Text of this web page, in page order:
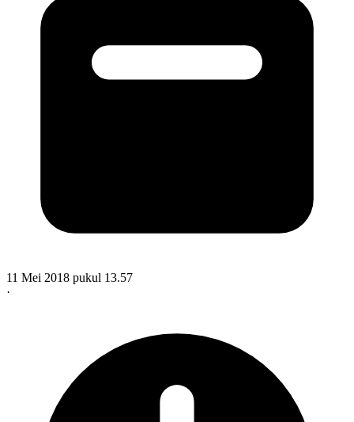
11 Mei 2018 pukul 13.57
·